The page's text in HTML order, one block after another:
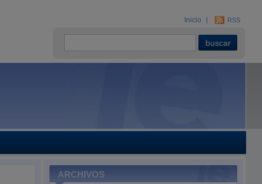
Inicio RSS
ARCHIVOS